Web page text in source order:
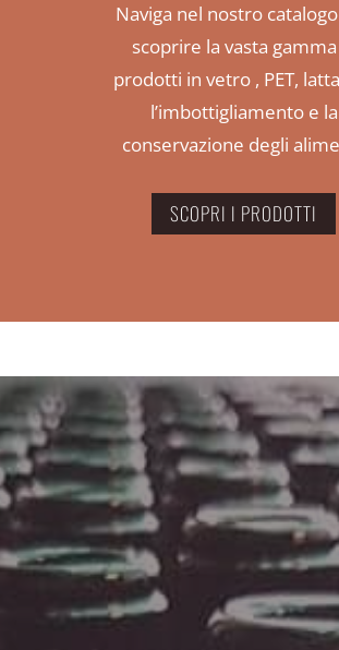
Naviga nel nostro
scoprire la vasta
prodotti in vetro , PET,
l’imbottigliamento e la
conservazione degli
SCOPRI I PRODOTTI